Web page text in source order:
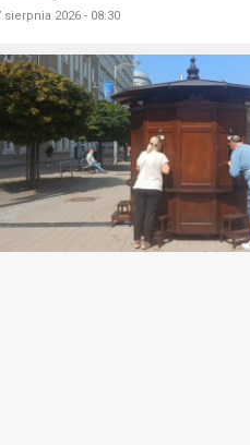
sierpnia 2026 - 08:30